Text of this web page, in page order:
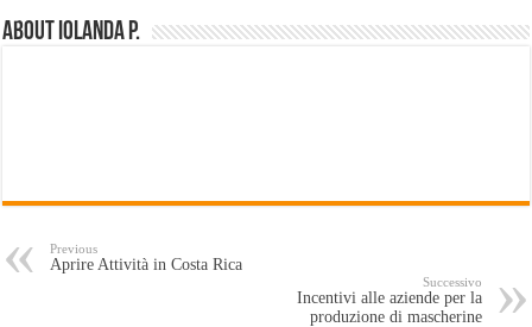
About Iolanda P.
Previous
Aprire Attività in Costa Rica
Successivo
Incentivi alle aziende per la
produzione di mascherine